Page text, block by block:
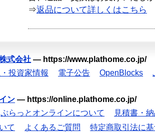
⇒返品について詳しくはこちら
式会社 — https://www.plathome.co.jp/
投資家情報 電子公告 OpenBlocks
ン — https://online.plathome.co.jp/
ぷらっとオンラインについて
見積書・
て
よくあるご質問
特定商取引法に